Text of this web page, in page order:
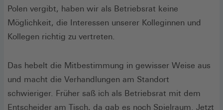
Polen vergibt, haben wir als Betriebsrat keine
Möglichkeit, die Interessen unserer Kolleginnen und
Kollegen richtig zu vertreten.
Das hebelt die Mitbestimmung in gewisser Weise aus
und macht die Verhandlungen am Standort
schwieriger. Früher saß ich als Betriebsrat mit dem
Entscheider am Tisch, da gab es noch Spielraum. Jetzt